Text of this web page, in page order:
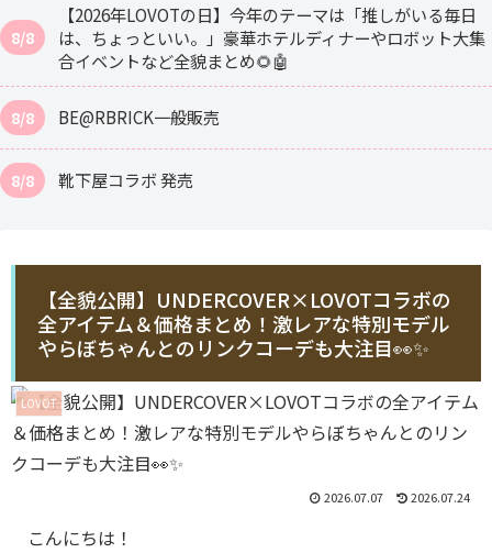
8/8
【2026年LOVOTの日】今年のテーマは「推しがいる毎日
は、ちょっといい。」豪華ホテルディナーやロボット大集
合イベントなど全貌まとめ🌻🤖
8/8 BE@RBRICK一般販売
8/8 靴下屋コラボ 発売
【全貌公開】UNDERCOVER×LOVOTコラボの
全アイテム＆価格まとめ！激レアな特別モデル
やらぼちゃんとのリンクコーデも大注目👀✨
LOVOT
2026.07.07 2026.07.24
こんにちは！